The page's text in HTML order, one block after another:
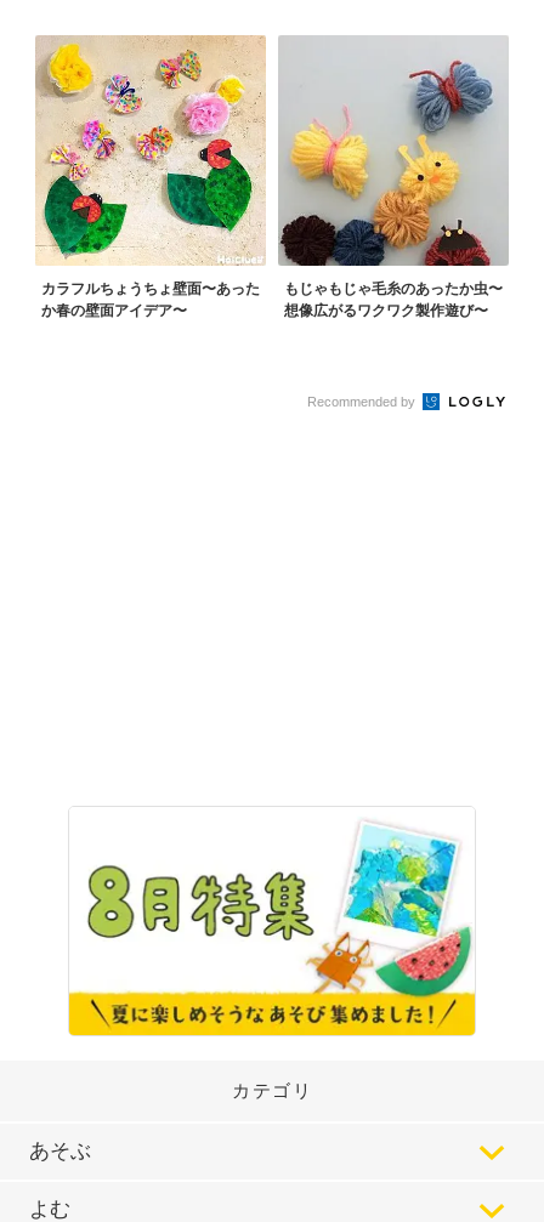
カラフルちょうちょ壁面〜あった
か春の壁面アイデア〜
もじゃもじゃ毛糸のあったか虫〜
想像広がるワクワク製作遊び〜
Recommended by
カテゴリ
あそぶ
よむ